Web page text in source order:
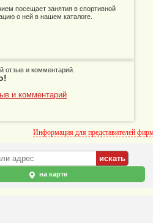
посещает занятия в спортивной
о ней в нашем каталоге.
отзыв и комментарий.
и комментарий
Информация для представителей
на карте